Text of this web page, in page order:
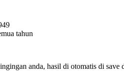
tahun
anda, hasil di otomatis di save